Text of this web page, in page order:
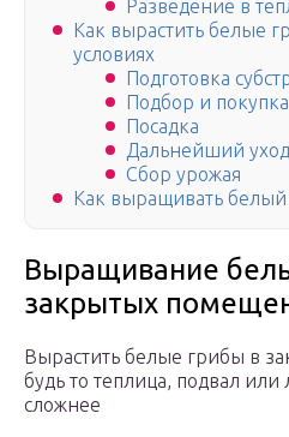
Разведение в
Как вырастить белые
условиях
Подготовка
Подбор и
Посадка
Дальнейший уход
Сбор урожая
Как выращивать белый
Выращивание
закрытых
Вырастить белые грибы в
будь то теплица, подвал или
сложнее